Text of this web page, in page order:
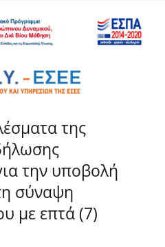
της
την υποβολή
σύναψη
με επτά (7)